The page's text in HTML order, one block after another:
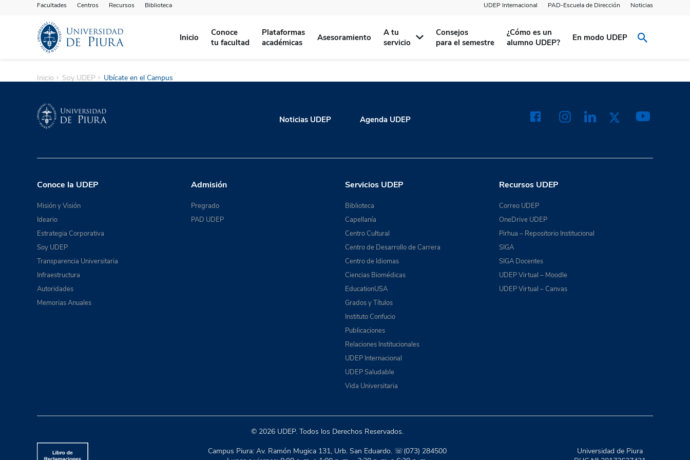
Facultades Centros Recursos Biblioteca UDEP Internacional PAD-Escuela de Dirección Noticias
Inicio
Conoce
tu facultad
Plataformas
académicas
Asesoramiento
A tu
servicio
Consejos
para el semestre
¿Cómo es un
alumno UDEP?
En modo UDEP
Inicio Soy UDEP Ubícate en el Campus
Noticias UDEP Agenda UDEP
Conoce la UDEP
Misión y Visión
Ideario
Estrategia Corporativa
Soy UDEP
Transparencia Universitaria
Infraestructura
Autoridades
Memorias Anuales
Admisión
Pregrado
PAD UDEP
Servicios UDEP
Biblioteca
Capellanía
Centro Cultural
Centro de Desarrollo de Carrera
Centro de Idiomas
Ciencias Biomédicas
EducationUSA
Grados y Títulos
Instituto Confucio
Publicaciones
Relaciones Institucionales
UDEP Internacional
UDEP Saludable
Vida Universitaria
Recursos UDEP
Correo UDEP
OneDrive UDEP
Pirhua – Repositorio Institucional
SIGA
SIGA Docentes
UDEP Virtual – Moodle
UDEP Virtual – Canvas
© 2026 UDEP. Todos los Derechos Reservados.
Campus Piura: Av. Ramón Mugica 131, Urb. San Eduardo. ☏(073) 284500
Universidad de Piura